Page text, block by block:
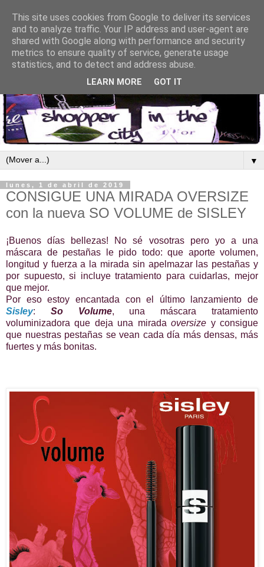
▼
lunes, 1 de abril de 2019
CONSIGUE UNA MIRADA OVERSIZE
con la nueva SO VOLUME de SISLEY
¡Buenos días bellezas! No sé vosotras pero yo a una
máscara de pestañas le pido todo: que aporte volumen,
longitud y fuerza a la mirada sin apelmazar las pestañas y
por supuesto, si incluye tratamiento para cuidarlas, mejor
que mejor.
Por eso estoy encantada con el último lanzamiento de
Sisley: So Volume, una máscara tratamiento
voluminizadora que deja una miradaoversize y consigue
que nuestras pestañas se vean cada día más densas, más
fuertes y más bonitas.
This site uses cookies from Google to deliver its services
and to analyze traffic. Your IP address and user-agent are
shared with Google along with performance and security
metrics to ensure quality of service, generate usage
statistics, and to detect and address abuse.
LEARN MORE GOT IT